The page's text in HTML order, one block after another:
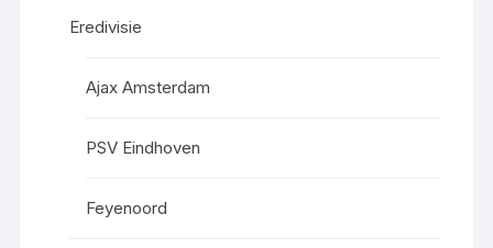
Eredivisie
Ajax Amsterdam
PSV Eindhoven
Feyenoord